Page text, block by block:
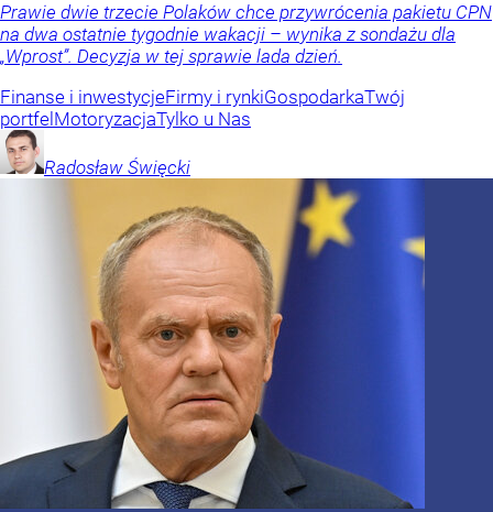
Prawie dwie trzecie Polaków chce przywrócenia pakietu CPN
na dwa ostatnie tygodnie wakacji – wynika z sondażu dla
„Wprost”. Decyzja w tej sprawie lada dzień.
Finanse i inwestycjeFirmy i rynkiGospodarkaTwój
portfel MotoryzacjaTylko u Nas
Radosław Święcki